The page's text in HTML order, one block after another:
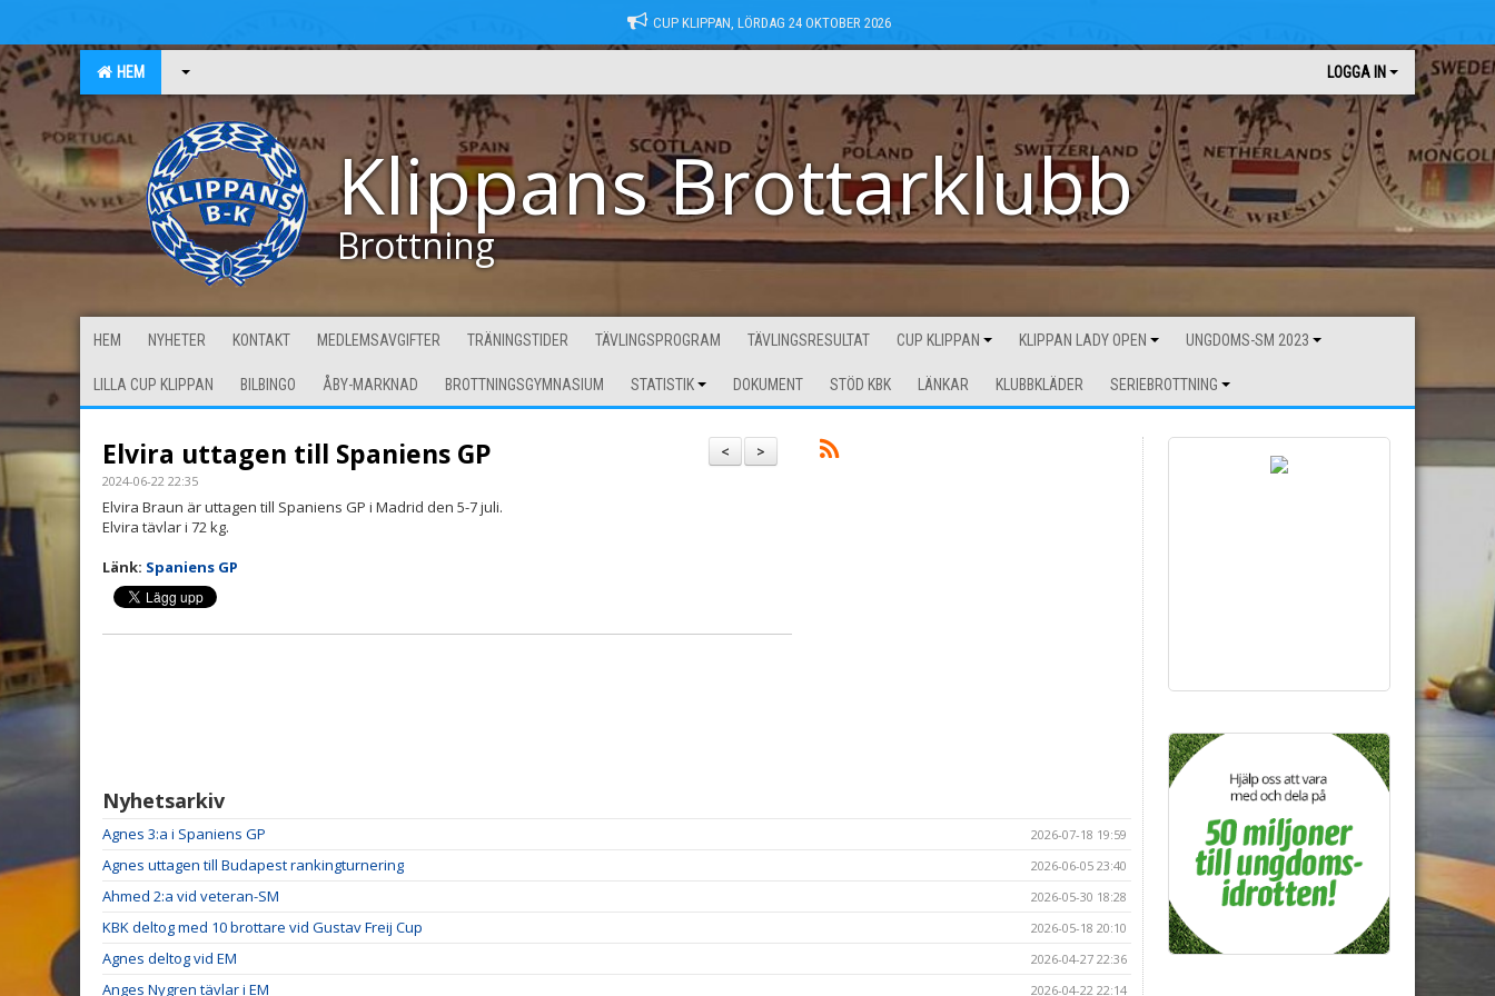
CUP KLIPPAN, LÖRDAG 24 OKTOBER 2026
HEM LOGGA IN
Klippans Brottarklubb
Brottning
HEM NYHETER KONTAKT MEDLEMSAVGIFTER TRÄNINGSTIDER TÄVLINGSPROGRAM TÄVLINGSRESULTAT CUP KLIPPAN KLIPPAN LADY OPEN UNGDOMS-SM 2023
LILLA CUP KLIPPAN BILBINGO ÅBY-MARKNAD BROTTNINGSGYMNASIUM STATISTIK DOKUMENT STÖD KBK LÄNKAR KLUBBKLÄDER SERIEBROTTNING
>
<
Elvira uttagen till Spaniens GP
2024-06-22 22:35
Elvira Braun är uttagen till Spaniens GP i Madrid den 5-7 juli.
Elvira tävlar i 72 kg.
Länk: Spaniens GP
Nyhetsarkiv
Agnes 3:a i Spaniens GP 2026-07-18 19:59
Agnes uttagen till Budapest rankingturnering 2026-06-05 23:40
Ahmed 2:a vid veteran-SM 2026-05-30 18:28
KBK deltog med 10 brottare vid Gustav Freij Cup 2026-05-18 20:10
Agnes deltog vid EM 2026-04-27 22:36
Anges Nygren tävlar i EM 2026-04-22 22:14